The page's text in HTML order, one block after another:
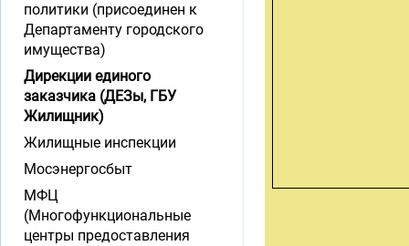
политики (присоединен к
Департаменту городского
имущества)
Дирекции единого
заказчика (ДЕЗы, ГБУ
Жилищник)
Жилищные инспекции
Мосэнергосбыт
МФЦ
(Многофункциональные
центры предоставления